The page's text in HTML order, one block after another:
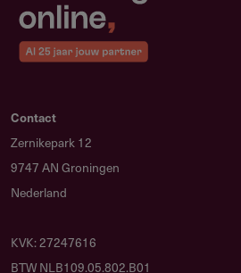
Begroting, schriftelijke verklaring
antwoorden op projectvragen,
machtiging. Zie aanvraagformulier.
Geletterde samenleving,
informatiemaatschappij, een
basis garanderen voor
Welke kosten zijn subsidiabel?
uur excl btw) en
Contact
Zernikepark 12
9747 AN Groningen
Nederland
KVK: 27247616
BTW NLB109.05.802.B01